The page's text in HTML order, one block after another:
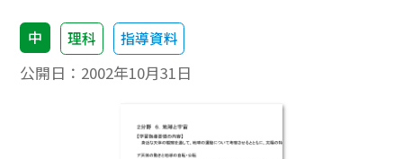
中 理科 指導資料
公開日： 2002年10月31日